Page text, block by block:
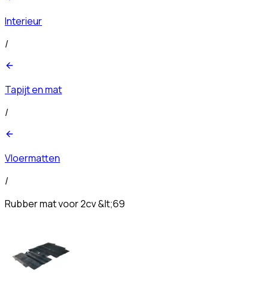
Interieur
/
Tapijt en mat
/
Vloermatten
/
Rubber mat voor 2cv &lt;69